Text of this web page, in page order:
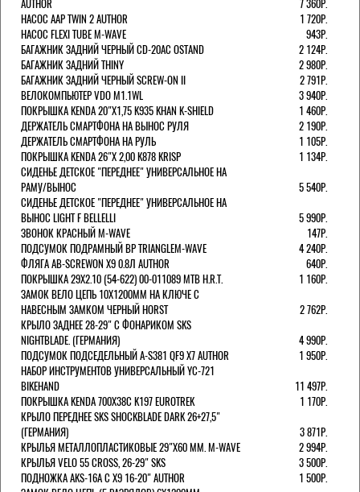
AUTHOR
7 360Р.
НАСОС AAP TWIN 2 AUTHOR
1 720Р.
НАСОС FLEXI TUBE M-WAVE
943Р.
БАГАЖНИК ЗАДНИЙ ЧЕРНЫЙ СD-20AC OSTAND
2 124Р.
БАГАЖНИК ЗАДНИЙ THINY
2 980Р.
БАГАЖНИК ЗАДНИЙ ЧЕРНЫЙ SCREW-ON II
2 791Р.
ВЕЛОКОМПЬЮТЕР VDO M1.1WL
3 940Р.
ПОКРЫШКА KENDA 20"Х1,75 K935 KHAN K-SHIELD
1 460Р.
ДЕРЖАТЕЛЬ СМАРТФОНА НА ВЫНОС РУЛЯ
2 190Р.
ДЕРЖАТЕЛЬ СМАРТФОНА НА РУЛЬ
1 105Р.
ПОКРЫШКА KENDA 26"Х 2,00 K878 KRISP
1 134Р.
СИДЕНЬЕ ДЕТСКОЕ "ПЕРЕДНЕЕ" УНИВЕРСАЛЬНОЕ НА
РАМУ/ВЫНОС
5 540Р.
СИДЕНЬЕ ДЕТСКОЕ "ПЕРЕДНЕЕ" УНИВЕРСАЛЬНОЕ НА
ВЫНОС LIGHT F BELLELLI
5 990Р.
ЗВОНОК КРАСНЫЙ M-WAVE
147Р.
ПОДСУМОК ПОДРАМНЫЙ BP TRIANGLEM-WAVE
4 240Р.
ФЛЯГА AB-SCREWON X9 0.8Л AUTHOR
640Р.
ПОКРЫШКА 29X2.10 (54-622) 00-011089 MTB H.R.T.
1 160Р.
ЗАМОК ВЕЛО ЦЕПЬ 10Х1200ММ НА КЛЮЧЕ С
НАВЕСНЫМ ЗАМКОМ ЧЕРНЫЙ HORST
2 762Р.
КРЫЛО ЗАДНЕЕ 28-29" С ФОНАРИКОМ SKS
NIGHTBLADE. (ГЕРМАНИЯ)
4 990Р.
ПОДСУМОК ПОДСЕДЕЛЬНЫЙ A-S381 QF9 X7 AUTHOR
1 950Р.
НАБОР ИНСТРУМЕНТОВ УНИВЕРСАЛЬНЫЙ YC-721
BIKEHAND
11 497Р.
ПОКРЫШКА KENDA 700Х38С K197 EUROTREK
1 170Р.
КРЫЛО ПЕРЕДНЕЕ SKS SHOCKBLADE DARK 26+27,5"
(ГЕРМАНИЯ)
3 871Р.
КРЫЛЬЯ МЕТАЛЛОПЛАСТИКОВЫЕ 29"Х60 ММ. M-WAVE
2 994Р.
КРЫЛЬЯ VELO 55 CROSS, 26-29" SKS
3 500Р.
ПОДНОЖКА AKS-16A C X9 16-20" AUTHOR
1 500Р.